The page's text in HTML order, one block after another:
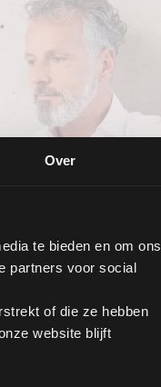
Over
te bieden en om ons
partners voor social
of die ze hebben
website blijft